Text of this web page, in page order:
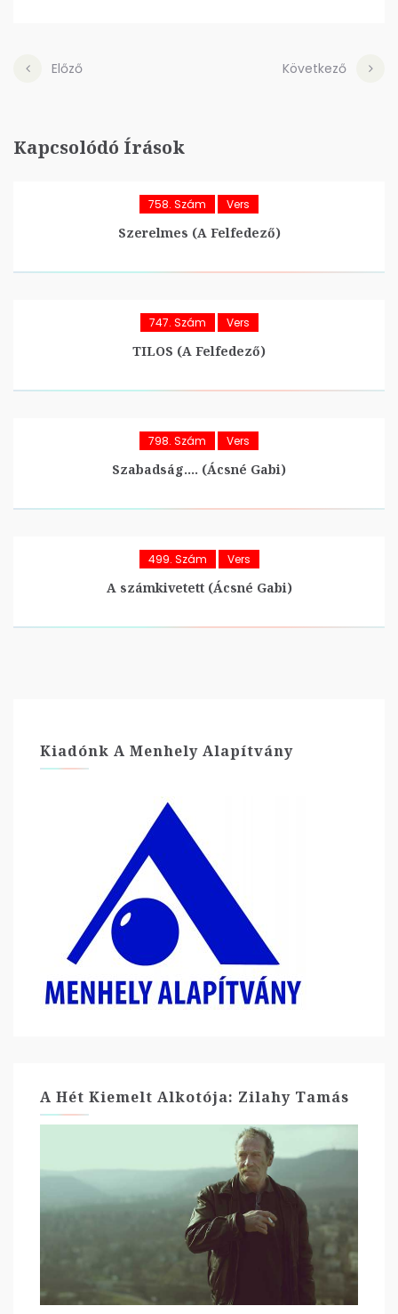
Előző Következő
Kapcsolódó Írások
758. Szám Vers
Szerelmes (A Felfedező)
747. Szám Vers
TILOS (A Felfedező)
798. Szám Vers
Szabadság…. (Ácsné Gabi)
499. Szám Vers
A számkivetett (Ácsné Gabi)
Kiadónk A Menhely Alapítvány
A Hét Kiemelt Alkotója: Zilahy Tamás